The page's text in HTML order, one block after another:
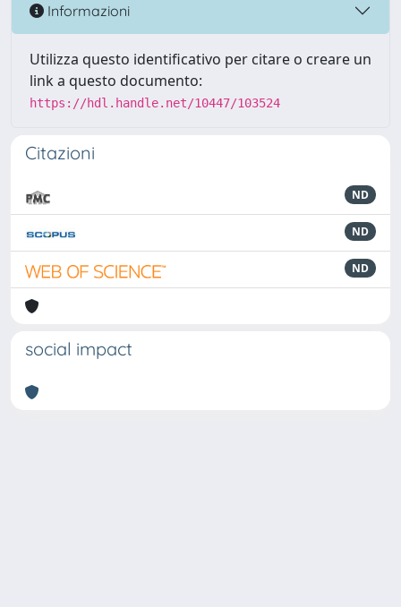
Informazioni
Utilizza questo identificativo per citare o creare un
link a questo documento:
https://hdl.handle.net/10447/103524
Citazioni
ND
ND
ND
social impact